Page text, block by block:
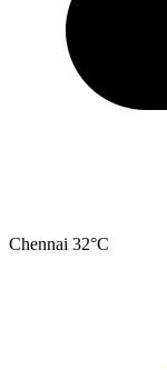
Chennai 32°C